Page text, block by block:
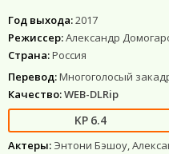
Год выхода:2017
Режиссер:Александр
Страна:Россия
Перевод:Многоголосый
Качество:WEB-DLRip
6.4
Актеры: Энтони Бэшоу,